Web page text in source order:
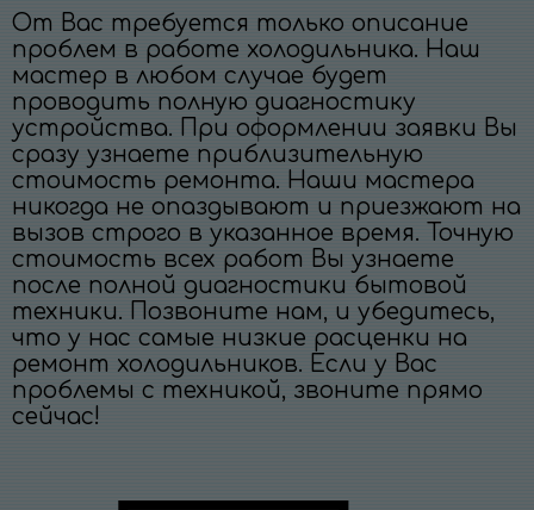
От Вас требуется только описание
проблем в работе холодильника. Наш
мастер в любом случае будет
проводить полную диагностику
устройства. При оформлении заявки Вы
сразу узнаете приблизительную
стоимость ремонта. Наши мастера
никогда не опаздывают и приезжают на
вызов строго в указанное время. Точную
стоимость всех работ Вы узнаете
после полной диагностики бытовой
техники. Позвоните нам, и убедитесь,
что у нас самые низкие расценки на
ремонт холодильников. Если у Вас
проблемы с техникой, звоните прямо
сейчас!